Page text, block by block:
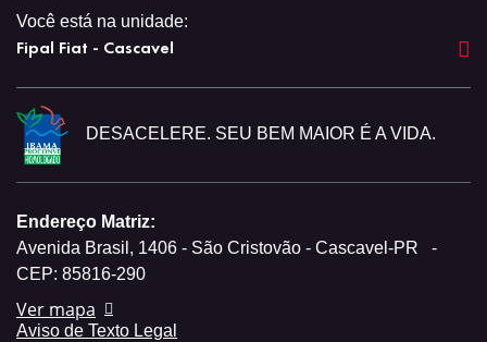
Você está na unidade:
Fipal Fiat - Cascavel
DESACELERE. SEU BEM MAIOR É A VIDA.
Endereço Matriz:
Avenida Brasil, 1406 - São Cristovão - Cascavel-PR
-
CEP: 85816-290
Ver mapa
Aviso de Texto Legal